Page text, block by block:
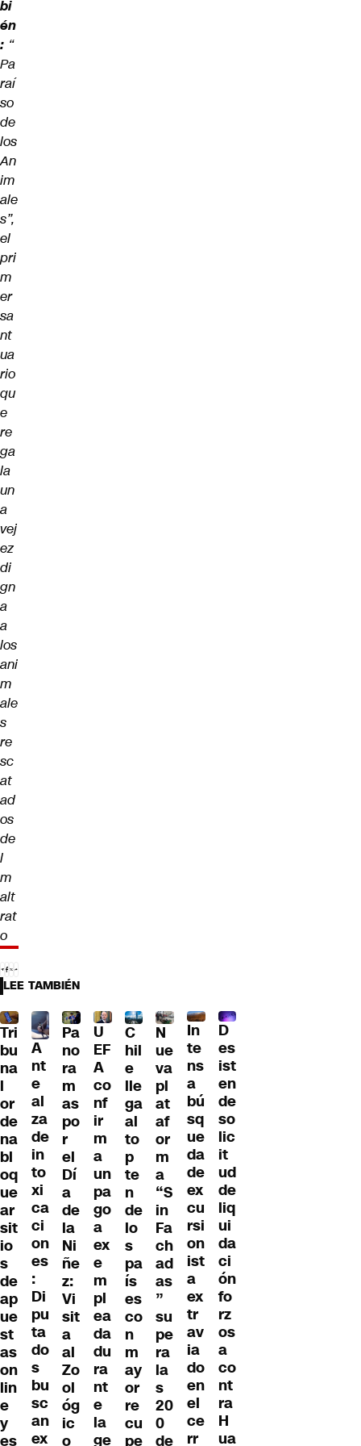
bi
én
: “
Pa
raí
so
de
los
An
im
ale
s”,
el
pri
m
er
sa
nt
ua
rio
qu
e
re
ga
la
un
a
vej
ez
di
gn
a
a
los
ani
m
ale
s
re
sc
at
ad
os
de
l
m
alt
rat
o
LEE TAMBIÉN
Tri
bu
na
l
or
de
na
bl
oq
ue
ar
sit
io
s
de
ap
ue
st
as
on
lin
e
y
es
A
nt
e
al
za
de
in
to
xi
ca
ci
on
es
:
Di
pu
ta
do
s
bu
sc
an
ex
Pa
no
ra
m
as
po
r
el
Dí
a
de
la
Ni
ñe
z:
Vi
sit
a
al
Zo
ol
óg
ic
o
U
EF
A
co
nf
ir
m
a
un
pa
go
a
ex
e
m
pl
ea
da
du
ra
nt
e
la
ge
C
hil
e
lle
ga
al
to
p
te
n
de
lo
s
pa
ís
es
co
n
m
ay
or
re
cu
pe
N
ue
va
pl
at
af
or
m
a
“S
in
Fa
ch
ad
as
”
su
pe
ra
la
s
20
0
de
In
te
ns
a
bú
sq
ue
da
de
ex
cu
rsi
on
ist
a
ex
tr
av
ia
do
en
el
ce
rr
D
es
ist
en
de
so
lic
it
ud
de
liq
ui
da
ci
ón
fo
rz
os
a
co
nt
ra
H
ua